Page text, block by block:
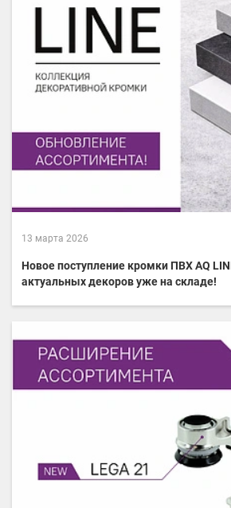
13 марта 2026
Новое поступление кромки ПВХ AQ
актуальных декоров уже на складе!